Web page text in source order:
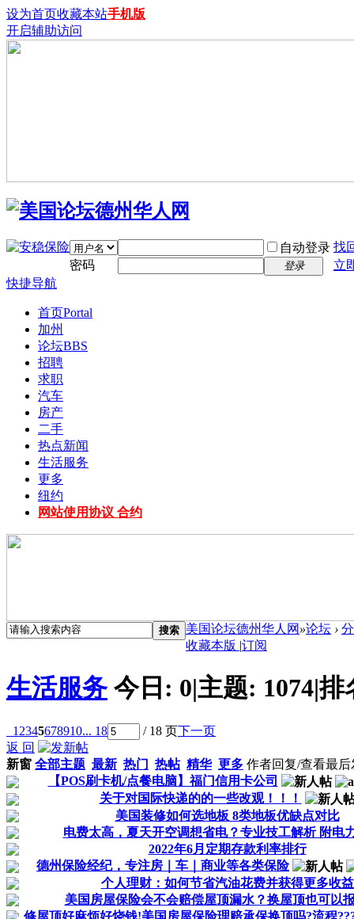
设为首页收藏本站手机版
开启辅助访问
自动登录 找
密码
登录
立
快捷导航
首页Portal
加州
论坛BBS
招聘
求职
汽车
房产
二手
热点新闻
生活服务
更多
纽约
网站使用协议 合约
搜索 美国论坛德州华人网 »论坛 ›
收藏本版 |订阅
生活服务 今日: 0|主题: 1074|排
1 2345678910... 18 / 18 页下一页
返 回
新窗 全部主题 最新 热门 热帖 精华 更多 作者回复/查看最后
【POS刷卡机/点餐电脑】福门信用卡公司
关于对国际快递的的一些改观！！！
美国装修如何选地板 8类地板优缺点对比
电费太高，夏天开空调想省电？专业技工解析 附电
2022年6月定期存款利率排行
德州保险经纪，专注房｜车｜商业等各类保险
个人理财：如何节省汽油花费并获得更多收益
美国房屋保险会不会赔偿屋顶漏水？换屋顶也可以
修屋顶好麻烦好烧钱!美国房屋保险理赔承保换顶吗?流程